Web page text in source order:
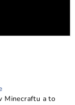
Minecraftu a to